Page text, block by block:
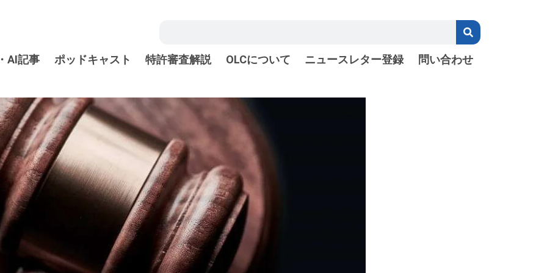
AI記事 ポッドキャスト 特許審査解説 OLCについて ニュースレター登録 問い合わせ